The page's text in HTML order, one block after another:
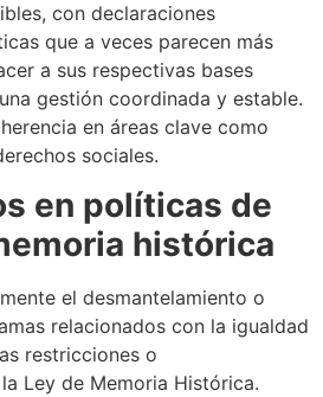
con declaraciones
que a veces parecen más
a sus respectivas bases
gestión coordinada y estable.
en áreas clave como
sociales.
en políticas de
histórica
el desmantelamiento o
relacionados con la igualdad
restricciones o
Ley de Memoria Histórica.